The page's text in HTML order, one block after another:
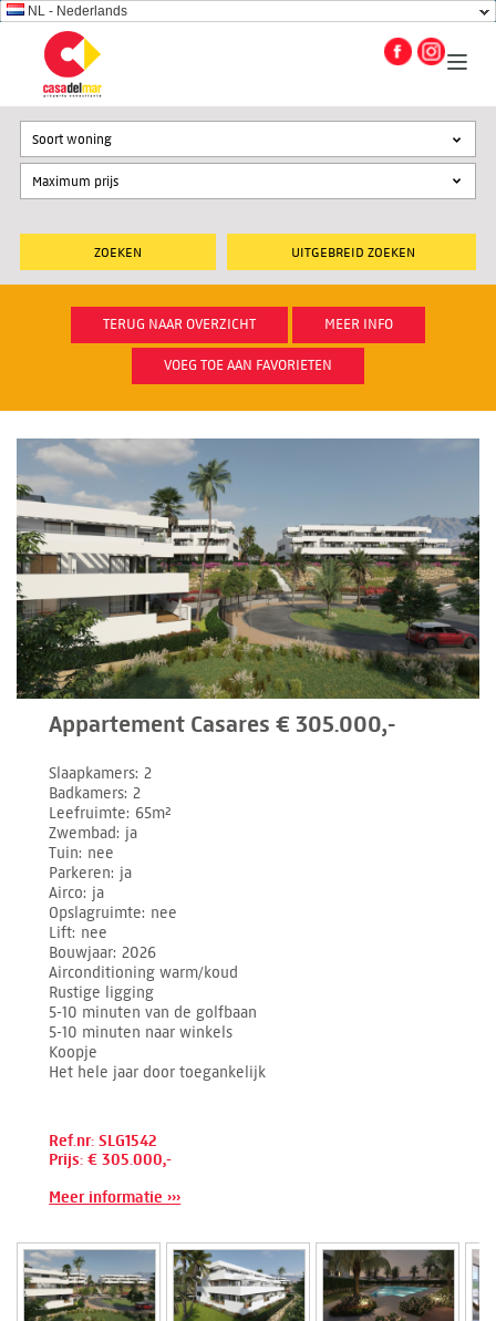
NL - Nederlands
UITGEBREID ZOEKEN
Soort woning
TERUG NAAR OVERZICHT MEER INFO
VOEG TOE AAN FAVORIETEN
Appartement Casares € 305.000,-
Slaapkamers 2
Badkamers 2
Leefruimte 65m²
Zwembad ja
Tuin nee
Parkeren ja
Airco ja
Opslagruimte nee
Lift nee
Bouwjaar 2026
Airconditioning warm/koud
Rustige ligging
5-10 minuten van de golfbaan
5-10 minuten naar winkels
Koopje
Het hele jaar door toegankelijk
Ref.nr: SLG1542
Prijs: € 305.000,-
Meer informatie ›››